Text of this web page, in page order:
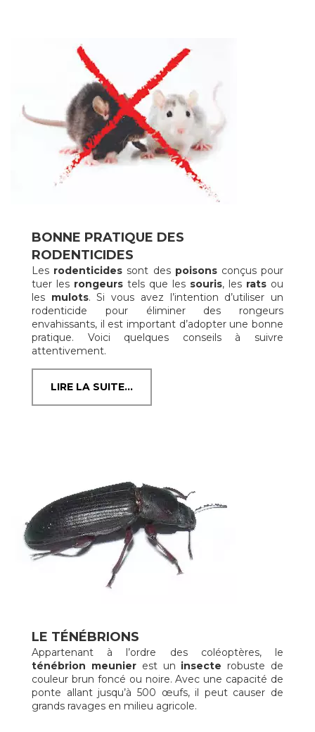
BONNE PRATIQUE DES
RODENTICIDES
Les rodenticides sont des poisonsconçus pour
tuer les rongeurs tels que les souris, les rats ou
les mulots. Si vous avez l’intention d’utiliser un
rodenticide pour éliminer des rongeurs
envahissants, il est important d’adopter une bonne
pratique. Voici quelques conseils à suivre
attentivement.
LIRE LA SUITE...
LE TÉNÉBRIONS
Appartenant à l’ordre des coléoptères, le
ténébrion meunierest un insecte robuste de
couleur brun foncé ou noire. Avec une capacité de
ponte allant jusqu’à 500 œufs, il peut causer de
grands ravages en milieu agricole.